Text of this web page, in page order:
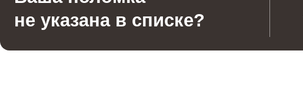
Ремонт термостата
не указана в списке?